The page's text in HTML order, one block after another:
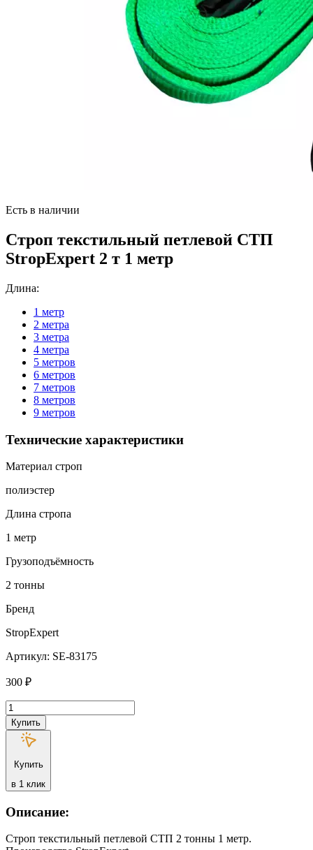
Есть в наличии
Строп текстильный петлевой СТП
StropExpert 2 т 1 метр
Длина:
1 метр
2 метра
3 метра
4 метра
5 метров
6 метров
7 метров
8 метров
9 метров
Технические характеристики
Материал строп
полиэстер
Длина стропа
1 метр
Грузоподъёмность
2 тонны
Бренд
StropExpert
Артикул: SE-83175
300 ₽
Количество
товара
Строп
текстильный
СТП
StropExpert
2
т
1
Купить
Купить
в 1 клик
Описание:
Строп текстильный петлевой СТП 2 тонны 1 метр.